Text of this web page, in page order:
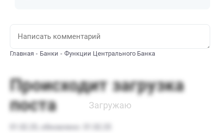
Главная Банки Функции Центрального Банка